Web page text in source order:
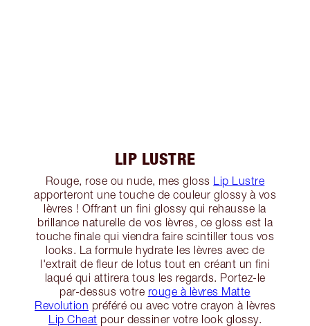
LIP LUSTRE
Rouge, rose ou nude, mes gloss Lip Lustre
apporteront une touche de couleur glossy à vos
lèvres ! Offrant un fini glossy qui rehausse la
brillance naturelle de vos lèvres, ce gloss est la
touche finale qui viendra faire scintiller tous vos
looks. La formule hydrate les lèvres avec de
l'extrait de fleur de lotus tout en créant un fini
laqué qui attirera tous les regards. Portez-le
par-dessus votre rouge à lèvres Matte
Revolution préféré ou avec votre crayon à lèvres
Lip Cheat pour dessiner votre look glossy.